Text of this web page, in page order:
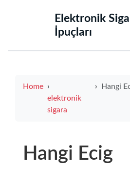
‌Elektronik
İpuçları‌
Home
elektronik
sigara
Hangi Ecig
Hangi Ecig